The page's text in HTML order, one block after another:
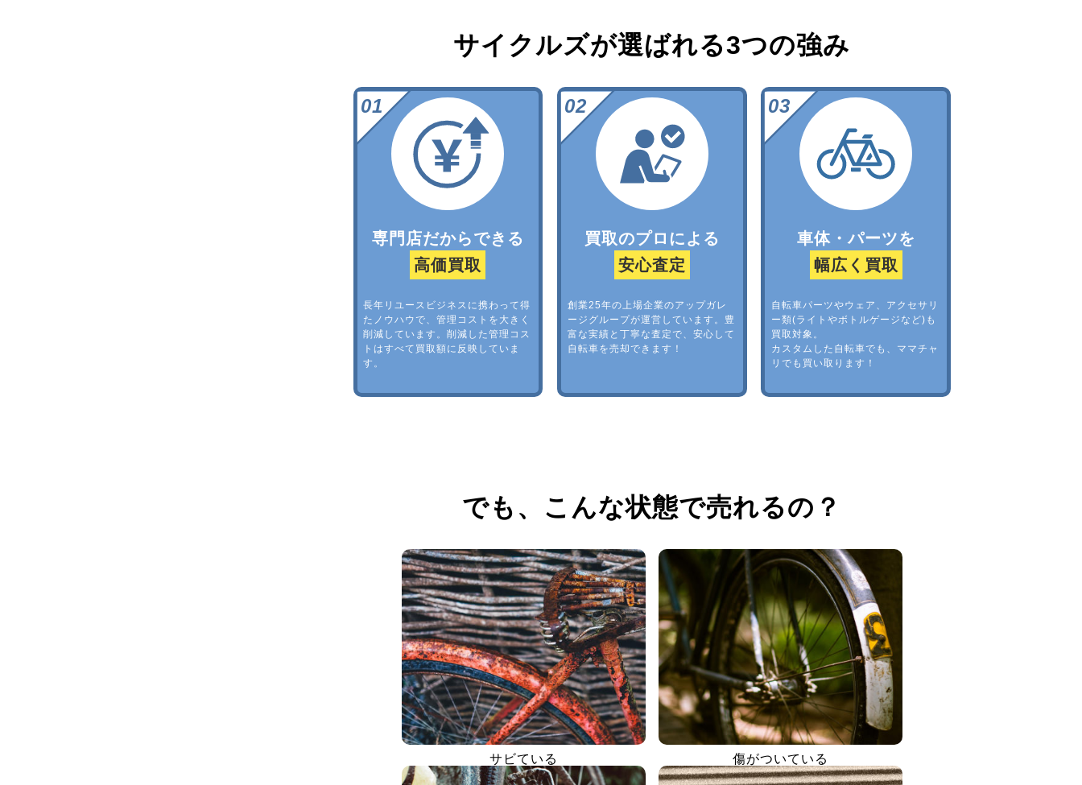
サイクルズが選ばれる3つの強み
専門店だからできる
高価買取
長年リユースビジネスに携わって得
たノウハウで、管理コストを大きく
削減しています。削減した管理コス
トはすべて買取額に反映していま
す。
買取のプロによる
安心査定
創業25年の上場企業のアップガレ
ージグループが運営しています。豊
富な実績と丁寧な査定で、安心して
自転車を売却できます！
車体・パーツを
幅広く買取
自転車パーツやウェア、アクセサリ
ー類(ライトやボトルゲージなど)も
買取対象。
カスタムした自転車でも、ママチャ
リでも買い取ります！
でも、 こんな状態で売れるの？
サビている 傷がついている